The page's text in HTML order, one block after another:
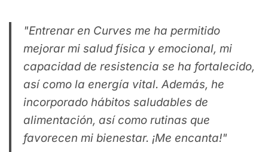
"Entrenar en Curves me ha permitido
mejorar mi salud física y emocional, mi
capacidad de resistencia se ha fortalecido,
así como la energía vital. Además, he
incorporado hábitos saludables de
alimentación, así como rutinas que
favorecen mi bienestar. ¡Me encanta!"